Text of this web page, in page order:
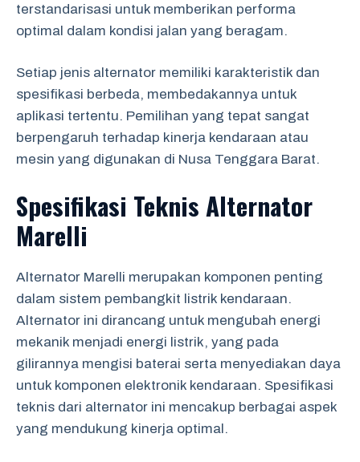
terstandarisasi untuk memberikan performa
optimal dalam kondisi jalan yang beragam.
Setiap jenis alternator memiliki karakteristik dan
spesifikasi berbeda, membedakannya untuk
aplikasi tertentu. Pemilihan yang tepat sangat
berpengaruh terhadap kinerja kendaraan atau
mesin yang digunakan di Nusa Tenggara Barat.
Spesifikasi Teknis Alternator
Marelli
Alternator Marelli merupakan komponen penting
dalam sistem pembangkit listrik kendaraan.
Alternator ini dirancang untuk mengubah energi
mekanik menjadi energi listrik, yang pada
gilirannya mengisi baterai serta menyediakan daya
untuk komponen elektronik kendaraan. Spesifikasi
teknis dari alternator ini mencakup berbagai aspek
yang mendukung kinerja optimal.